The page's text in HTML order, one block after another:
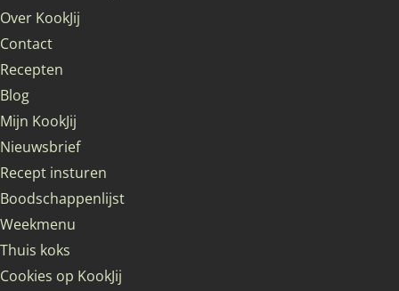
Over KookJij
Contact
Recepten
Blog
Mijn KookJij
Nieuwsbrief
Recept insturen
Boodschappenlijst
Weekmenu
Thuis koks
Cookies op KookJij